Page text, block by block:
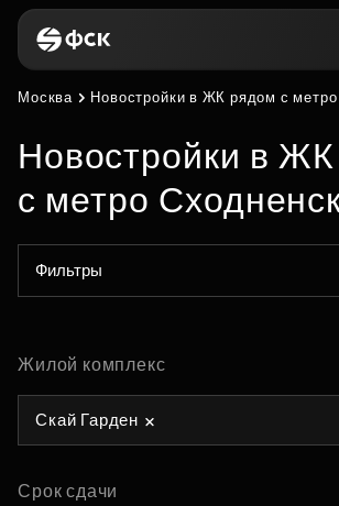
Москва Новостройки в ЖК рядом с
Новостройки в
с метро
Фильтры
Жилой комплекс
Скай Гарден
Срок сдачи